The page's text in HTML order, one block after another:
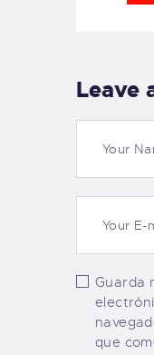
Leave
Guarda
que